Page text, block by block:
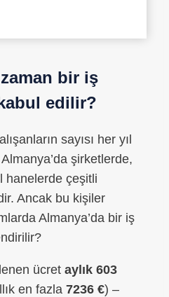
bir iş
edilir?
sayısı her yıl
şirketlerde,
hanelerde çeşitli
Ancak bu kişiler
Almanya’da bir iş
ücret aylık 603
en fazla 7236 €) –